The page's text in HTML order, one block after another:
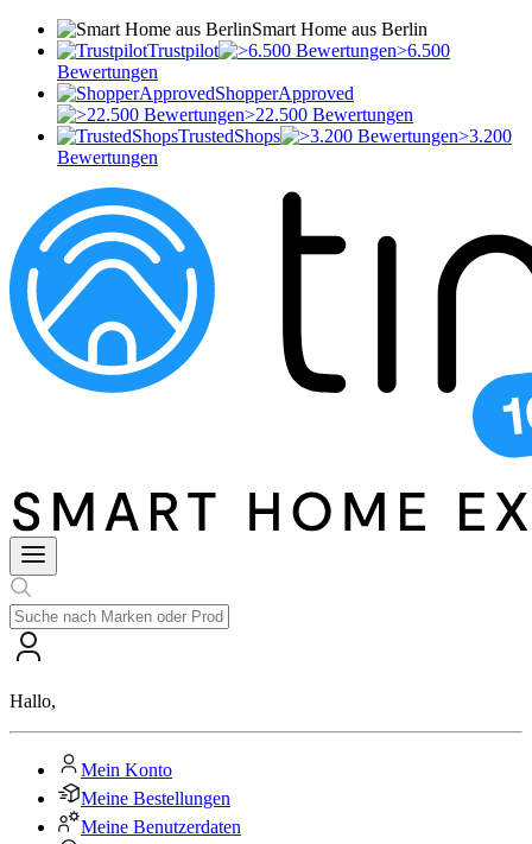
Smart Home aus Berlin
Trustpilot
>6.500
Bewertungen
ShopperApproved
>22.500 Bewertungen
TrustedShops
>3.200
Bewertungen
Hallo,
Mein Konto
Meine Bestellungen
Meine Benutzerdaten